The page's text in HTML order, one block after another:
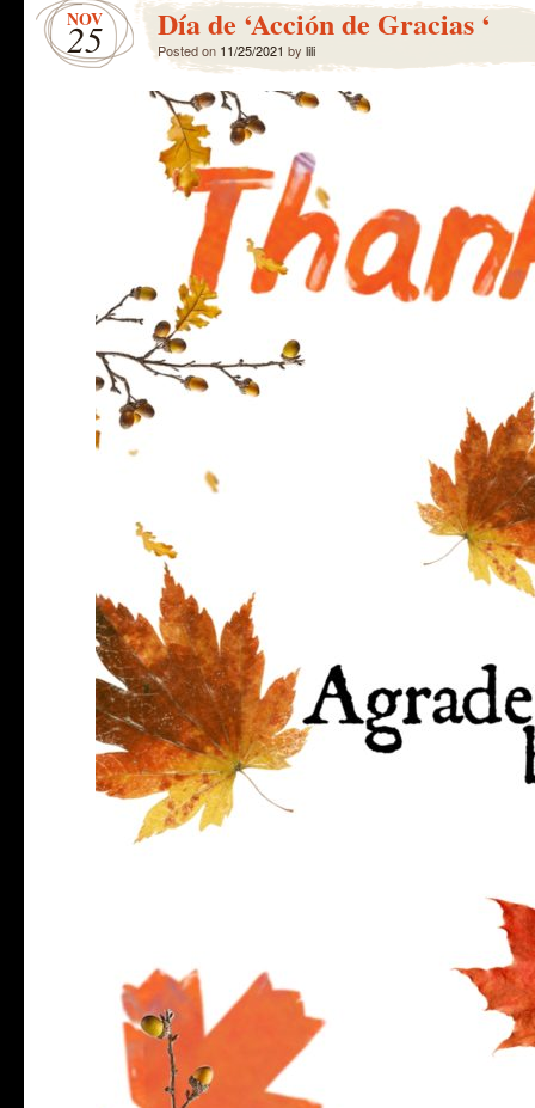
NOV
25 Día de ‘Acción de Gracias ‘
Posted on 11/25/2021 by lili